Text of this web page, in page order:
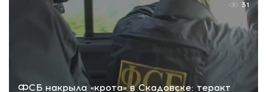
ФСБ накрыла «крота» в Скадовске: теракт
31